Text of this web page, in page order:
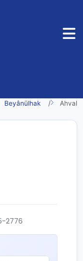
Beyânülhak Ahval
2776